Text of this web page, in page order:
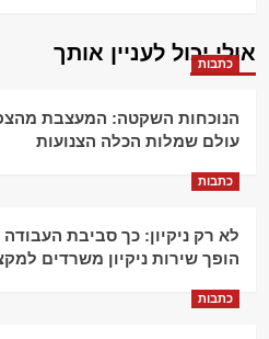
אולי יכול לעניין אותך
כתבות
הנוכחות השקטה: המעצבת
עולם שמלות הכלה הצנועות
כתבות
לא רק ניקיון: כך סביבת
הופך שירות ניקיון משרדים
כתבות